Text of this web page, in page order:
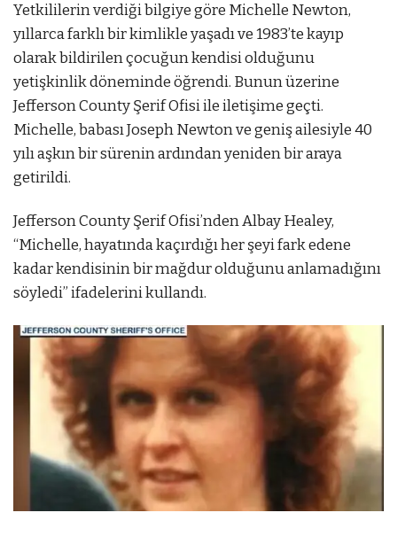
Yetkililerin verdiği bilgiye göre Michelle Newton,
yıllarca farklı bir kimlikle yaşadı ve 1983’te kayıp
olarak bildirilen çocuğun kendisi olduğunu
yetişkinlik döneminde öğrendi. Bunun üzerine
Jefferson County Şerif Ofisi ile iletişime geçti.
Michelle, babası Joseph Newton ve geniş ailesiyle 40
yılı aşkın bir sürenin ardından yeniden bir araya
getirildi.
Jefferson County Şerif Ofisi’nden Albay Healey,
“Michelle, hayatında kaçırdığı her şeyi fark edene
kadar kendisinin bir mağdur olduğunu anlamadığını
söyledi” ifadelerini kullandı.